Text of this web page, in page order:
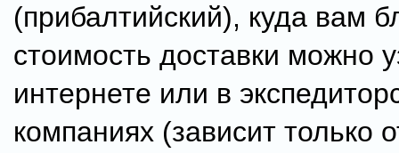
(прибалтийский), куда вам
стоимость доставки можно
интернете или в
компаниях (зависит только